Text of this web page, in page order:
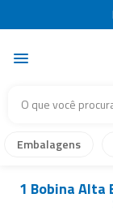
Embalagens
1 Bobina Alta